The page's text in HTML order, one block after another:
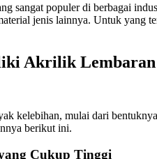
sangat populer di berbagai
jenis lainnya. Untuk yang
Akrilik Lembaran
kelebihan, mulai dari
berikut ini.
Cukup Tinggi